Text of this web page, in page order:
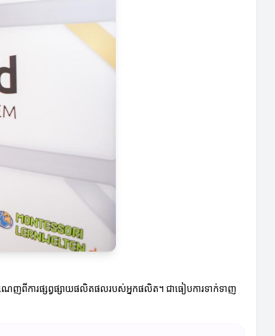
ណេញពីការផ្សព្វផ្សាយផលិតផលរបស់អ្នកផលិត។ ជាធៀបការទាក់ទាញ